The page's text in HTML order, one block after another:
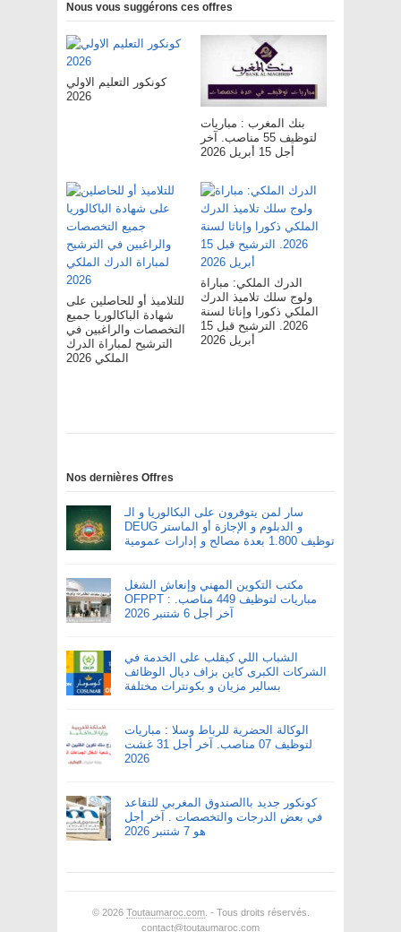
Nous vous suggérons ces offres
كونكور التعليم الاولي
2026
بنك المغرب : مباريات
لتوظيف 55 مناصب. آخر
أجل 15 أبريل 2026
للتلاميذ أو للحاصلين على
شهادة الباكالوريا جميع
التخصصات والراغبين في
الترشيح لمباراة الدرك
الملكي 2026
الدرك الملكي: مباراة
ولوج سلك تلاميذ الدرك
الملكي ذكورا وإناثا لسنة
2026. الترشيح قبل 15
أبريل 2026
Nos dernières Offres
سار لمن يتوفرون على البكالوريا و الـ
DEUG و الدبلوم و الإجازة أو الماستر
توظيف 1.800 بعدة مصالح و إدارات عمومية
مكتب التكوين المهني وإنعاش الشغل
OFPPT : مباريات لتوظيف 449 مناصب.
آخر أجل 6 شتنبر 2026
الشباب اللي كيقلب على الخدمة في
الشركات الكبرى كاين بزاف ديال الوظائف
بسالير مزيان و بكونترات مختلفة
الوكالة الحضرية للرباط وسلا : مباريات
لتوظيف 07 مناصب. آخر أجل 31 غشت
2026
كونكور جديد باالصندوق المغربي للتقاعد
في بعض الدرجات والتخصصات . آخر أجل
هو 7 شتنبر 2026
© 2026 Toutaumaroc.com. - Tous droits réservés.
contact@toutaumaroc.com